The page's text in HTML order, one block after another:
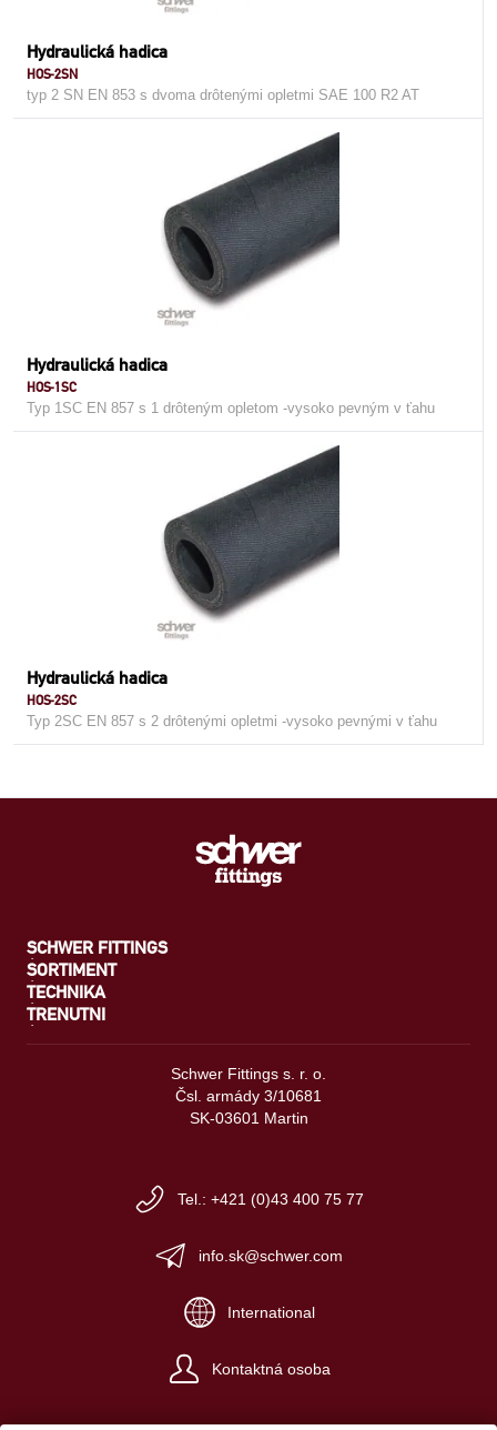
Hydraulická hadica
HOS-2SN
typ 2 SN EN 853 s dvoma drôtenými opletmi SAE 100 R2 AT
Hydraulická hadica
HOS-1SC
Typ 1SC EN 857 s 1 drôteným opletom -vysoko pevným v ťahu
Hydraulická hadica
HOS-2SC
Typ 2SC EN 857 s 2 drôtenými opletmi -vysoko pevnými v ťahu
SCHWER FITTINGS
SORTIMENT
TECHNIKA
TRENUTNI
Schwer Fittings s. r. o.
Čsl. armády 3/10681
SK-03601 Martin
Tel.: +421 (0)43 400 75 77
info.sk@schwer.com
International
Kontaktná osoba